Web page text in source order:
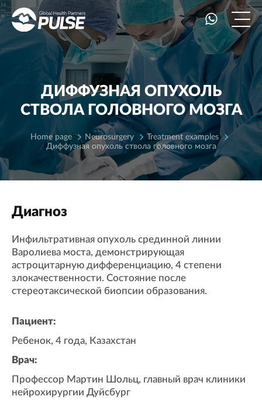
ДИФФУЗНАЯ ОПУХОЛЬ
СТВОЛА ГОЛОВНОГО МОЗГА
Home page Neurosurgery
Treatment examples
Диффузная опухоль ствола головного мозга
Диагноз
Инфильтративная опухоль срединной линии
Варолиева моста, демонстрирующая
астроцитарную дифференциацию, 4 степени
злокачественности. Состояние после
стереотаксической биопсии образования.
Пациент:
Ребенок, 4 года, Казахстан
Врач:
Профессор Мартин Шольц, главный врач клиники
нейрохирургии Дуйсбург